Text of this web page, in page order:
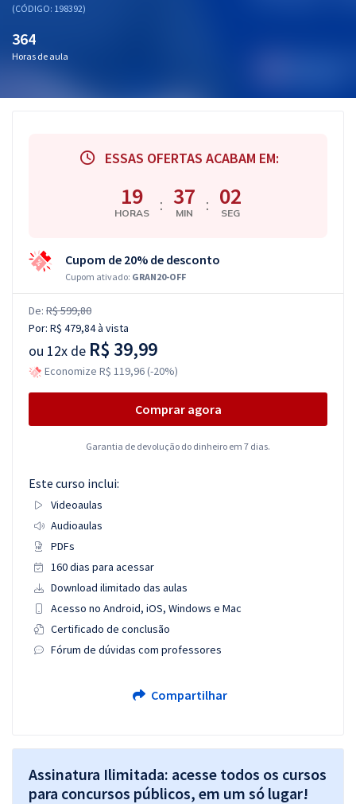
(CÓDIGO: 198392)
364
Horas de aula
ESSAS OFERTAS ACABAM EM:
19
HORAS : 37
MIN : 01
SEG
Cupom de 20% de desconto
Cupom ativado: GRAN20-OFF
De: R$ 599,80
Por: R$ 479,84à vista
ou 12x de R$ 39,99
Economize R$ 119,96 (-20%)
Comprar agora
Garantia de devolução do dinheiro em 7 dias.
Este curso inclui:
Videoaulas
Audioaulas
PDFs
160 dias para acessar
Download ilimitado das aulas
Acesso no Android, iOS, Windows e Mac
Certificado de conclusão
Fórum de dúvidas com professores
Compartilhar
Assinatura Ilimitada: acesse todos os cursos
para concursos públicos, em um só lugar!